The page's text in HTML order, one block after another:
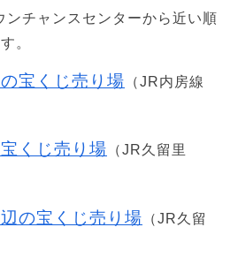
ンチャンスセンターから近い順
。
宝くじ売り場 （JR内房線
くじ売り場 （JR久留里
辺の宝くじ売り場 （JR久留